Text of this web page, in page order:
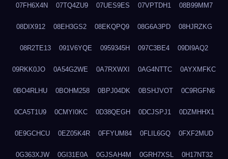
07FH6X4N 07TQ4ZU9 07UES9ES 07VPTDH1 08B99MM7
08DIX912 08EH3GS2 08EKQPQ9 08G6A3PD 08HJRZKG
08R2TE13 091V6YQE 0959345H 097C3BE4 09DI9AQ2
09RKK0JO 0A54G2WE 0A7RXWXI 0AG4NTTC 0AYXMFKC
0BO4RLHU 0BOHM258 0BPJ04DK 0BSHJVOT 0C9RGFN6
0CA5T1U9 0CMYI0KC 0D38QEGH 0DCJSPJ1 0DZMHHX1
0E9GCHCU 0EZ05K4R 0FFYUM84 0FLIL6GQ 0FXF2MUD
0G363XJW 0GI31E0A 0GJSAH4M 0GRH7XSL 0H17NT32